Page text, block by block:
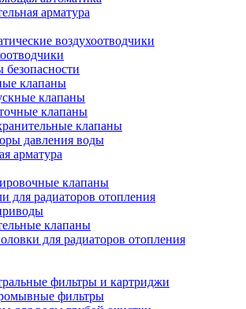
арматура
воздухоотводчики
безопасности
клапаны
клапаны
клапаны
клапаны
давления воды
арматура
клапаны
для радиаторов отопления
клапаны
для радиаторов отопления
фильтры и картриджи
фильтры